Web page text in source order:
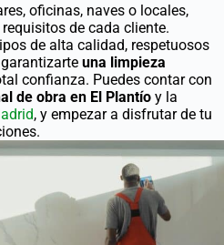
oficinas, naves o locales,
de cada cliente.
de alta calidad, respetuosos
una limpieza
confianza. Puedes contar con
de obra en El Plantío y la
, y empezar a disfrutar de tu